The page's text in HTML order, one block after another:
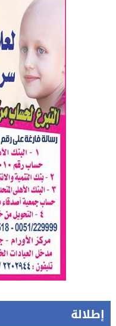
إطلالة